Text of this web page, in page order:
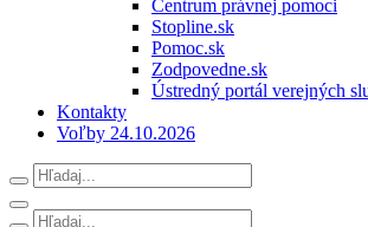
Centrum právnej pomoci
Stopline.sk
Pomoc.sk
Zodpovedne.sk
Ústredný portál verejných
Kontakty
Voľby 24.10.2026